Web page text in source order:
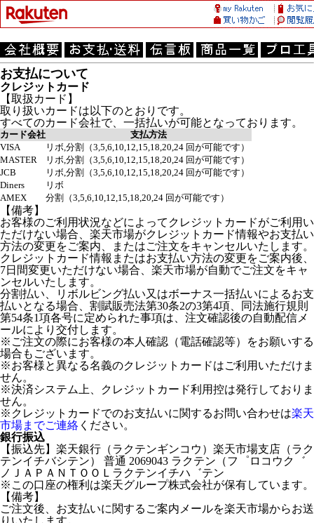
お支払について
クレジットカード
【取扱カード】
取り扱いカードは以下のとおりです。
すべてのカード会社で、一括払いが可能となっております。
カード会社
支払方法
VISA
リボ,分割（3,5,6,10,12,15,18,20,24 回が可能です）
MASTER
リボ,分割（3,5,6,10,12,15,18,20,24 回が可能です）
JCB
リボ,分割（3,5,6,10,12,15,18,20,24 回が可能です）
Diners
リボ
AMEX
分割（3,5,6,10,12,15,18,20,24 回が可能です）
【備考】
お客様のご利用状況などによってクレジットカードがご利用い
ただけない場合、楽天市場がクレジットカード情報やお支払い
方法の変更をご案内、またはご注文をキャンセルいたします。
クレジットカード情報またはお支払い方法の変更をご案内後、
7日間変更いただけない場合、楽天市場が自動でご注文をキャ
ンセルいたします。
分割払い、リボルビング払い又はボーナス一括払いによるお支
払いとなる場合、割賦販売法第30条2の3第4項、同法施行規則
第54条1項各号に定められた事項は、注文確認後の自動配信メ
ールにより交付します。
※ご注文の際にお客様の本人確認（電話確認等）をお願いする
場合もございます。
※お客様と異なる名義のクレジットカードはご利用いただけま
せん。
※決済システム上、クレジットカード利用控は発行しておりま
せん。
※クレジットカードでのお支払いに関するお問い合わせは楽天
市場までご連絡 ください。
銀行振込
【振込先】楽天銀行（ラクテンギンコウ）楽天市場支店（ラク
テンイチバシテン） 普通 2069043 ラクテン（フ゜ロコウク゛
ノＪＡＰＡＮＴＯＯＬラクテンイチハ゛テン
※この口座の権利は楽天グループ株式会社が保有しています。
【備考】
ご注文後、お支払いに関するご案内メールを楽天市場からお送
りいたします。